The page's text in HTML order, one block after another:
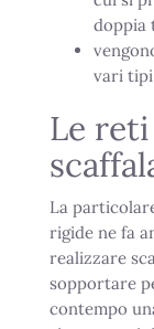
doppia
vari
Le
La
rigide ne fa
realizzare
sopportare
contempo